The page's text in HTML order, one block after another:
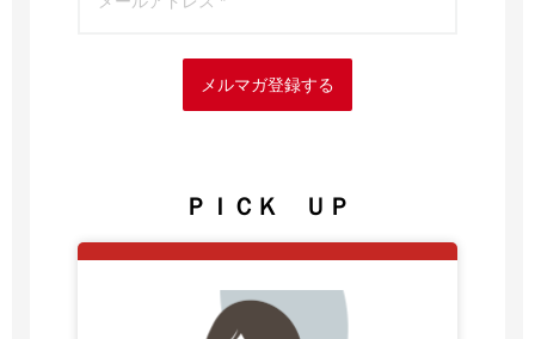
メルマガ登録する
ＰＩＣＫ ＵＰ